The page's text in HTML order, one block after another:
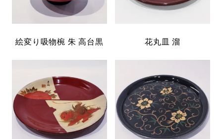
絵変り吸物椀 朱 高台黒 花丸皿 溜